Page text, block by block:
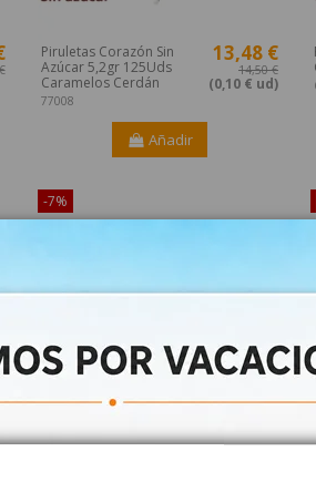
Piruletas Corazón Sin
Azúcar 5,2gr 125Uds
Caramelos Cerdán
77008
13,48 €
14,50 €
(0,10 € ud)
Añadir
-7%